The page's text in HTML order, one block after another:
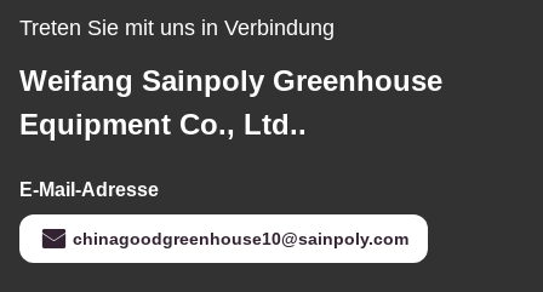
Treten Sie mit uns in Verbindung
Weifang Sainpoly Greenhouse
Equipment Co., Ltd..
E-Mail-Adresse
chinagoodgreenhouse10@sainpoly.com